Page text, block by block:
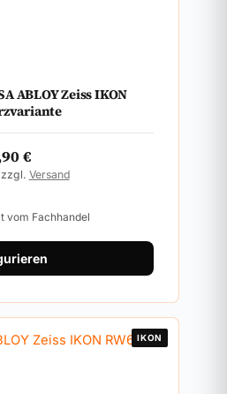
ABLOY Zeiss IKON
€
Versand
vom Fachhandel
IKON